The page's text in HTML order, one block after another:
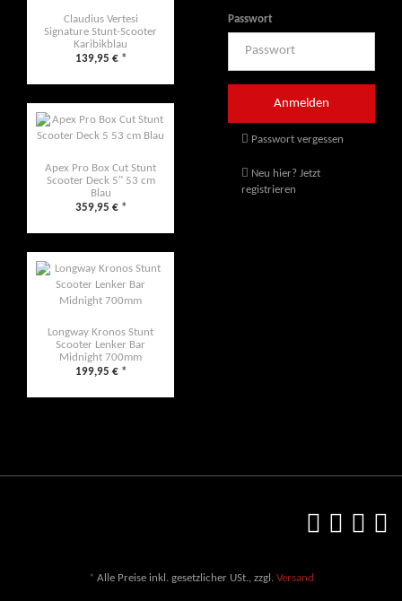
Claudius Vertesi
Signature Stunt-Scooter
Karibikblau
139,95 € *
Apex Pro Box Cut Stunt
Scooter Deck 5" 53 cm
Blau
359,95 € *
Longway Kronos Stunt
Scooter Lenker Bar
Midnight 700mm
199,95 € *
Passwort
Passwort vergessen
Neu hier? Jetzt
registrieren
* Alle Preise inkl. gesetzlicher USt., zzgl. Versand